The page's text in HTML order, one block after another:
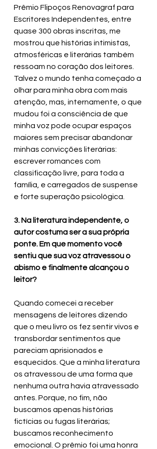
Prêmio Flipoços Renovagraf para
Escritores Independentes, entre
quase 300 obras inscritas, me
mostrou que histórias intimistas,
atmosféricas e literárias também
ressoam no coração dos leitores.
Talvez o mundo tenha começado a
olhar para minha obra com mais
atenção, mas, internamente, o que
mudou foi a consciência de que
minha voz pode ocupar espaços
maiores sem precisar abandonar
minhas convicções literárias:
escrever romances com
classificação livre, para toda a
família, e carregados de suspense
e forte superação psicológica.
3. Na literatura independente, o
autor costuma ser a sua própria
ponte. Em que momento você
sentiu que sua voz atravessou o
abismo e finalmente alcançou o
leitor?
Quando comecei a receber
mensagens de leitores dizendo
que o meu livro os fez sentir vivos e
transbordar sentimentos que
pareciam aprisionados e
esquecidos. Que a minha literatura
os atravessou de uma forma que
nenhuma outra havia atravessado
antes. Porque, no fim, não
buscamos apenas histórias
fictícias ou fugas literárias;
buscamos reconhecimento
emocional. O prêmio foi uma honra